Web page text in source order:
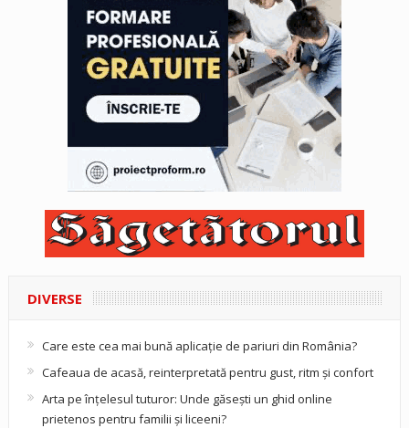
DIVERSE
Care este cea mai bună aplicație de pariuri din România?
Cafeaua de acasă, reinterpretată pentru gust, ritm și confort
Arta pe înțelesul tuturor: Unde găsești un ghid online
prietenos pentru familii și liceeni?